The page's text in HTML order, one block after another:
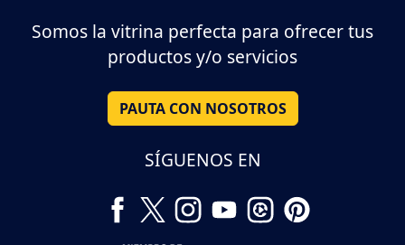
Somos la vitrina perfecta para ofrecer tus
productos y/o servicios
PAUTA CON NOSOTROS
SÍGUENOS EN